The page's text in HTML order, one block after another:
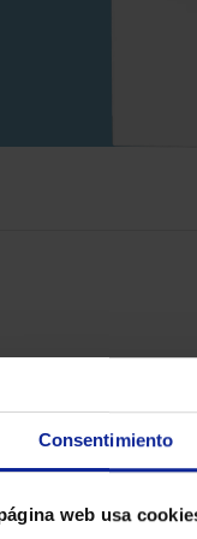
Consentimiento
web usa